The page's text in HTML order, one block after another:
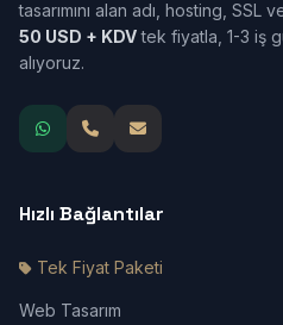
tasarımını alan adı, hosting, SSL
50 USD + KDVtek fiyatla, 1-3 iş
alıyoruz.
Hızlı Bağlantılar
Tek Fiyat Paketi
Web Tasarım